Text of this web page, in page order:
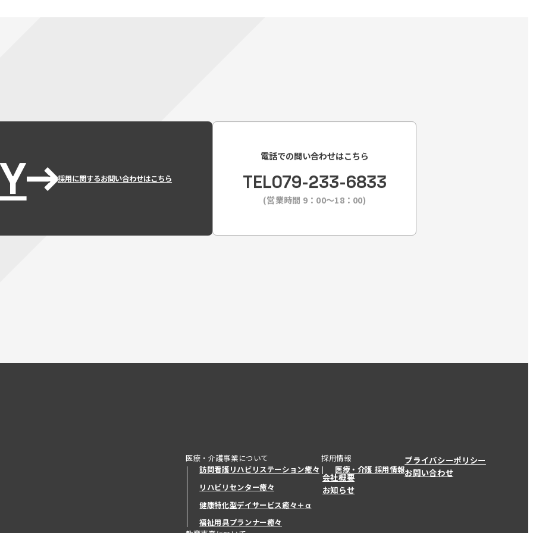
採用に関するお問い合わせはこちら
電話での問い合わせはこちら
TEL079-233-6833
(営業時間 9：00〜18：00)
医療・介護事業について
訪問看護リハビリステーション癒々
リハビリセンター癒々
健康特化型デイサービス癒々＋α
健康特化型デイサービス癒々＋
福祉用具プランナー癒々
採用情報
医療・介護 採用情報
会社概要
お知らせ
プライバシーポリシー
お問い合わせ